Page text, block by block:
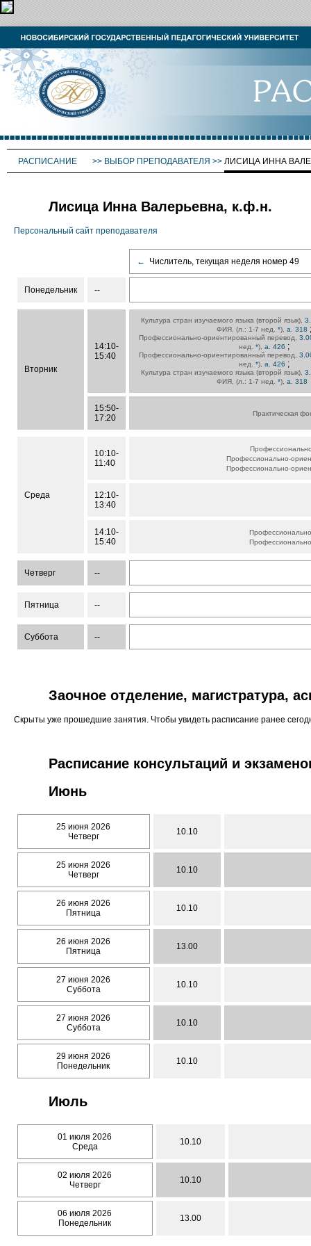
РАСПИСАНИЕ >> ВЫБОР ПРЕПОДАВАТЕЛЯ >> ЛИСИЦА ИННА
Лисица Инна Валерьевна, к.ф.н.
Персональный сайт преподавателя
← Числитель, текущая неделя номер 49
Понедельник --
Вторник
14:10-
15:40
Культура стран изучаемого языка (второй язык),
ФИЯ, (л.: 1-7 нед.*),а. 318
Профессионально-ориентированный перевод,
нед.*),а. 426 ;
Профессионально-ориентированный перевод,
нед.*),а. 426 ;
Культура стран изучаемого языка (второй язык),
ФИЯ, (л.: 1-7 нед.*),а. 318
15:50-
17:20
Практическая
Среда
10:10-
11:40
Профессионально-
Профессионально-
12:10-
13:40
14:10-
15:40
Четверг --
Пятница --
Суббота --
Заочное отделение, магистратура,
Скрыты уже прошедшие занятия. Чтобы увидеть расписание ранее
Расписание консультаций и
Июнь
25 июня 2026
Четверг
10.10
25 июня 2026
Четверг
10.10
26 июня 2026
Пятница
10.10
26 июня 2026
Пятница
13.00
27 июня 2026
Суббота
10.10
27 июня 2026
Суббота
10.10
29 июня 2026
Понедельник
10.10
Июль
01 июля 2026
Среда
10.10
02 июля 2026
Четверг
10.10
06 июля 2026
Понедельник
13.00